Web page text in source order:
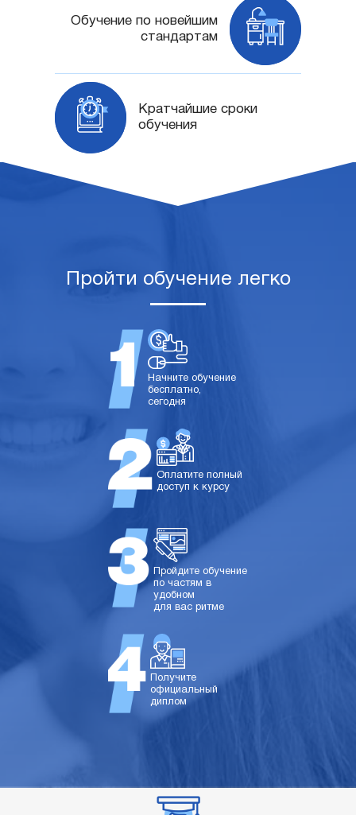
Обучение по новейшим
стандартам
Кратчайшие сроки
обучения
Пройти обучение легко
Начните обучение
бесплатно,
сегодня
Оплатите полный
доступ к курсу
Пройдите обучение
по частям в
удобном
для вас ритме
Получите
официальный
диплом